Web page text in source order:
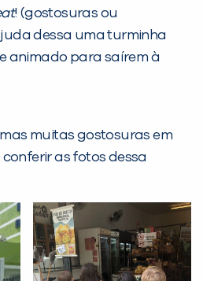
! (gostosuras ou
dessa uma turminha
animado para saírem à
muitas gostosuras em
as fotos dessa
DE MÉTODO
digitou.